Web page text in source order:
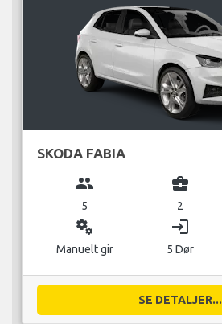
SKODA FABIA
group
5
business_center
2
miscellaneous_services
Manuelt gir
login
5 Dør
SE DETALJER...